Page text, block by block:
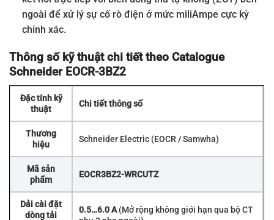
ngoài để xử lý sự cố rò điện ở mức miliAmpe cực kỳ
chính xác.
Thông số kỹ thuật chi tiết theo Catalogue
Schneider EOCR-3BZ2
Đặc tính kỹ
thuật
Chi tiết thông số
Thương
hiệu
Schneider Electric (EOCR / Samwha)
Mã sản
phẩm
EOCR3BZ2-WRCUTZ
Dải cài đặt
dòng tải
0.5…6.0 A(Mở rộng không giới hạn qua bộ CT